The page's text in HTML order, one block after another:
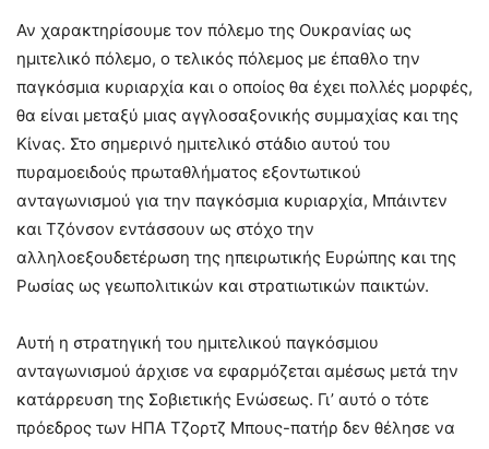
Αν χαρακτηρίσουμε τον πόλεμο της Ουκρανίας ως
ημιτελικό πόλεμο, ο τελικός πόλεμος με έπαθλο την
παγκόσμια κυριαρχία και ο οποίος θα έχει πολλές μορφές,
θα είναι μεταξύ μιας αγγλοσαξονικής συμμαχίας και της
Κίνας. Στο σημερινό ημιτελικό στάδιο αυτού του
πυραμοειδούς πρωταθλήματος εξοντωτικού
ανταγωνισμού για την παγκόσμια κυριαρχία, Μπάιντεν
και Τζόνσον εντάσσουν ως στόχο την
αλληλοεξουδετέρωση της ηπειρωτικής Ευρώπης και της
Ρωσίας ως γεωπολιτικών και στρατιωτικών παικτών.
Αυτή η στρατηγική του ημιτελικού παγκόσμιου
ανταγωνισμού άρχισε να εφαρμόζεται αμέσως μετά την
κατάρρευση της Σοβιετικής Ενώσεως. Γι’ αυτό ο τότε
πρόεδρος των ΗΠΑ Τζορτζ Μπους-πατήρ δεν θέλησε να